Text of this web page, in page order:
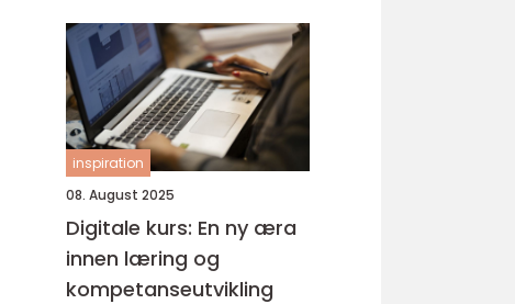
inspiration
08. August 2025
Digitale kurs: En ny æra
innen læring og
kompetanseutvikling